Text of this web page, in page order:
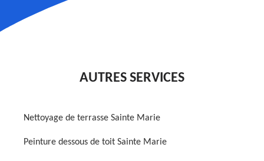
AUTRES SERVICES
Nettoyage de terrasse Sainte Marie
Peinture dessous de toit Sainte Marie